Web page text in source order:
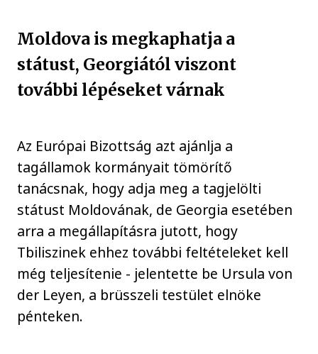
Moldova is megkaphatja a
státust, Georgiától viszont
további lépéseket várnak
Az Európai Bizottság azt ajánlja a
tagállamok kormányait tömörítő
tanácsnak, hogy adja meg a tagjelölti
státust Moldovának, de Georgia esetében
arra a megállapításra jutott, hogy
Tbiliszinek ehhez további feltételeket kell
még teljesítenie - jelentette be Ursula von
der Leyen, a brüsszeli testület elnöke
pénteken.